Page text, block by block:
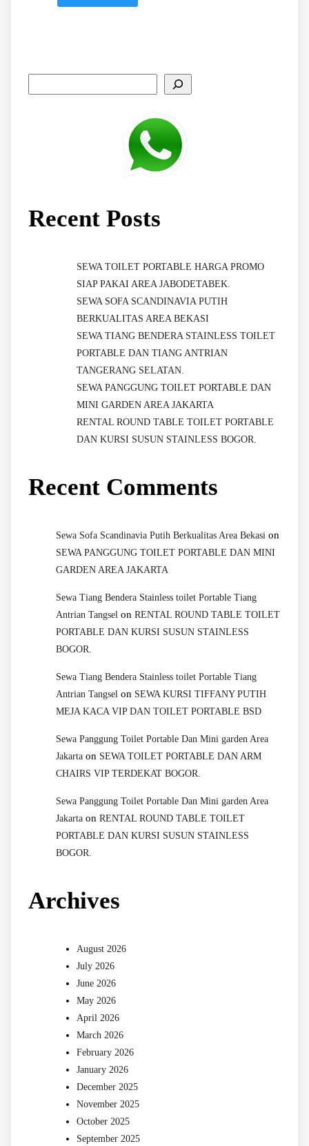
Recent Posts
SEWA TOILET PORTABLE HARGA PROMO
SIAP PAKAI AREA JABODETABEK.
SEWA SOFA SCANDINAVIA PUTIH
BERKUALITAS AREA BEKASI
SEWA TIANG BENDERA STAINLESS TOILET
PORTABLE DAN TIANG ANTRIAN
TANGERANG SELATAN.
SEWA PANGGUNG TOILET PORTABLE DAN
MINI GARDEN AREA JAKARTA
RENTAL ROUND TABLE TOILET PORTABLE
DAN KURSI SUSUN STAINLESS BOGOR.
Recent Comments
Sewa Sofa Scandinavia Putih Berkualitas Area Bekasi on
SEWA PANGGUNG TOILET PORTABLE DAN MINI
GARDEN AREA JAKARTA
Sewa Tiang Bendera Stainless toilet Portable Tiang
Antrian Tangsel on RENTAL ROUND TABLE TOILET
PORTABLE DAN KURSI SUSUN STAINLESS
BOGOR.
Sewa Tiang Bendera Stainless toilet Portable Tiang
Antrian Tangsel on SEWA KURSI TIFFANY PUTIH
MEJA KACA VIP DAN TOILET PORTABLE BSD
Sewa Panggung Toilet Portable Dan Mini garden Area
Jakarta on SEWA TOILET PORTABLE DAN ARM
CHAIRS VIP TERDEKAT BOGOR.
Sewa Panggung Toilet Portable Dan Mini garden Area
Jakarta on RENTAL ROUND TABLE TOILET
PORTABLE DAN KURSI SUSUN STAINLESS
BOGOR.
Archives
August 2026
July 2026
June 2026
May 2026
April 2026
March 2026
February 2026
January 2026
December 2025
November 2025
October 2025
September 2025